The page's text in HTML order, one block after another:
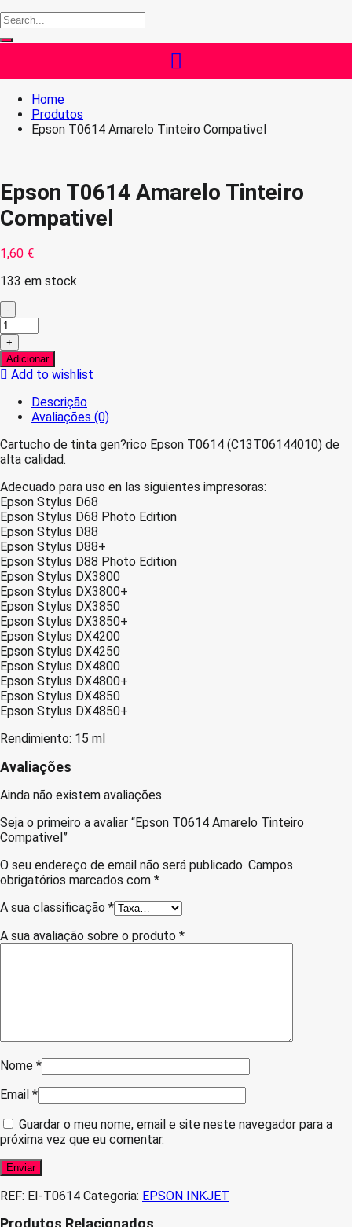
Home
Produtos
Epson T0614 Amarelo Tinteiro Compativel
Epson T0614 Amarelo Tinteiro
Compativel
1,60 €
133 em stock
-
Quantidade
de
Epson
T0614
Amarelo
Tinteiro
Compativel
+
Adicionar
Add to wishlist
Descrição
Avaliações (0)
Cartucho de tinta gen?rico Epson T0614 (C13T06144010) de
alta calidad.
Adecuado para uso en las siguientes impresoras:
Epson Stylus D68
Epson Stylus D68 Photo Edition
Epson Stylus D88
Epson Stylus D88+
Epson Stylus D88 Photo Edition
Epson Stylus DX3800
Epson Stylus DX3800+
Epson Stylus DX3850
Epson Stylus DX3850+
Epson Stylus DX4200
Epson Stylus DX4250
Epson Stylus DX4800
Epson Stylus DX4800+
Epson Stylus DX4850
Epson Stylus DX4850+
Rendimiento: 15 ml
Avaliações
Ainda não existem avaliações.
Seja o primeiro a avaliar “Epson T0614 Amarelo Tinteiro
Compativel”
O seu endereço de email não será publicado. Campos
obrigatórios marcados com *
A sua classificação *
A sua avaliação sobre o produto *
Nome *
Email *
Guardar o meu nome, email e site neste navegador para a
próxima vez que eu comentar.
REF: EI-T0614 Categoria: EPSON INKJET
Produtos Relacionados